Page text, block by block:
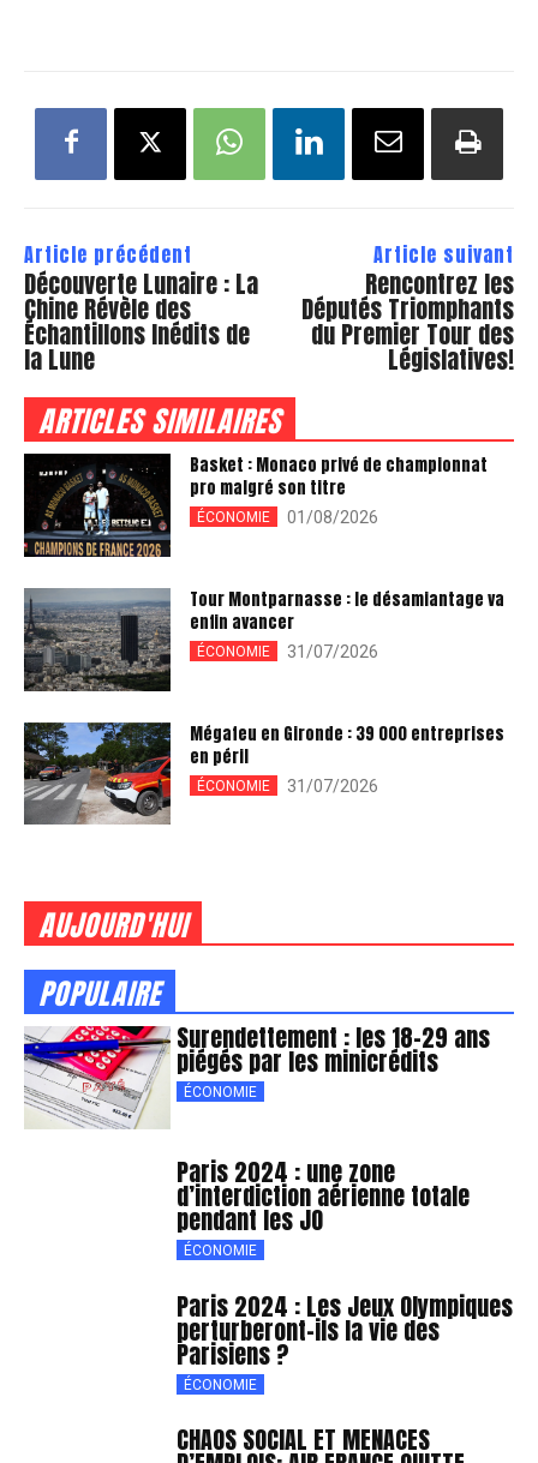
Article précédent
Découverte Lunaire : La
Chine Révèle des
Échantillons Inédits de
la Lune
Article suivant
Rencontrez les
Députés Triomphants
du Premier Tour des
Législatives!
ARTICLES SIMILAIRES
Basket : Monaco privé de championnat
pro malgré son titre
ÉCONOMIE 01/08/2026
Tour Montparnasse : le désamiantage va
enfin avancer
ÉCONOMIE 31/07/2026
Mégafeu en Gironde : 39 000 entreprises
en péril
ÉCONOMIE 31/07/2026
AUJOURD'HUI
POPULAIRE
Surendettement : les 18-29 ans
piégés par les minicrédits
ÉCONOMIE
Paris 2024 : une zone
d’interdiction aérienne totale
pendant les JO
ÉCONOMIE
Paris 2024 : Les Jeux Olympiques
perturberont-ils la vie des
Parisiens ?
ÉCONOMIE
CHAOS SOCIAL ET MENACES